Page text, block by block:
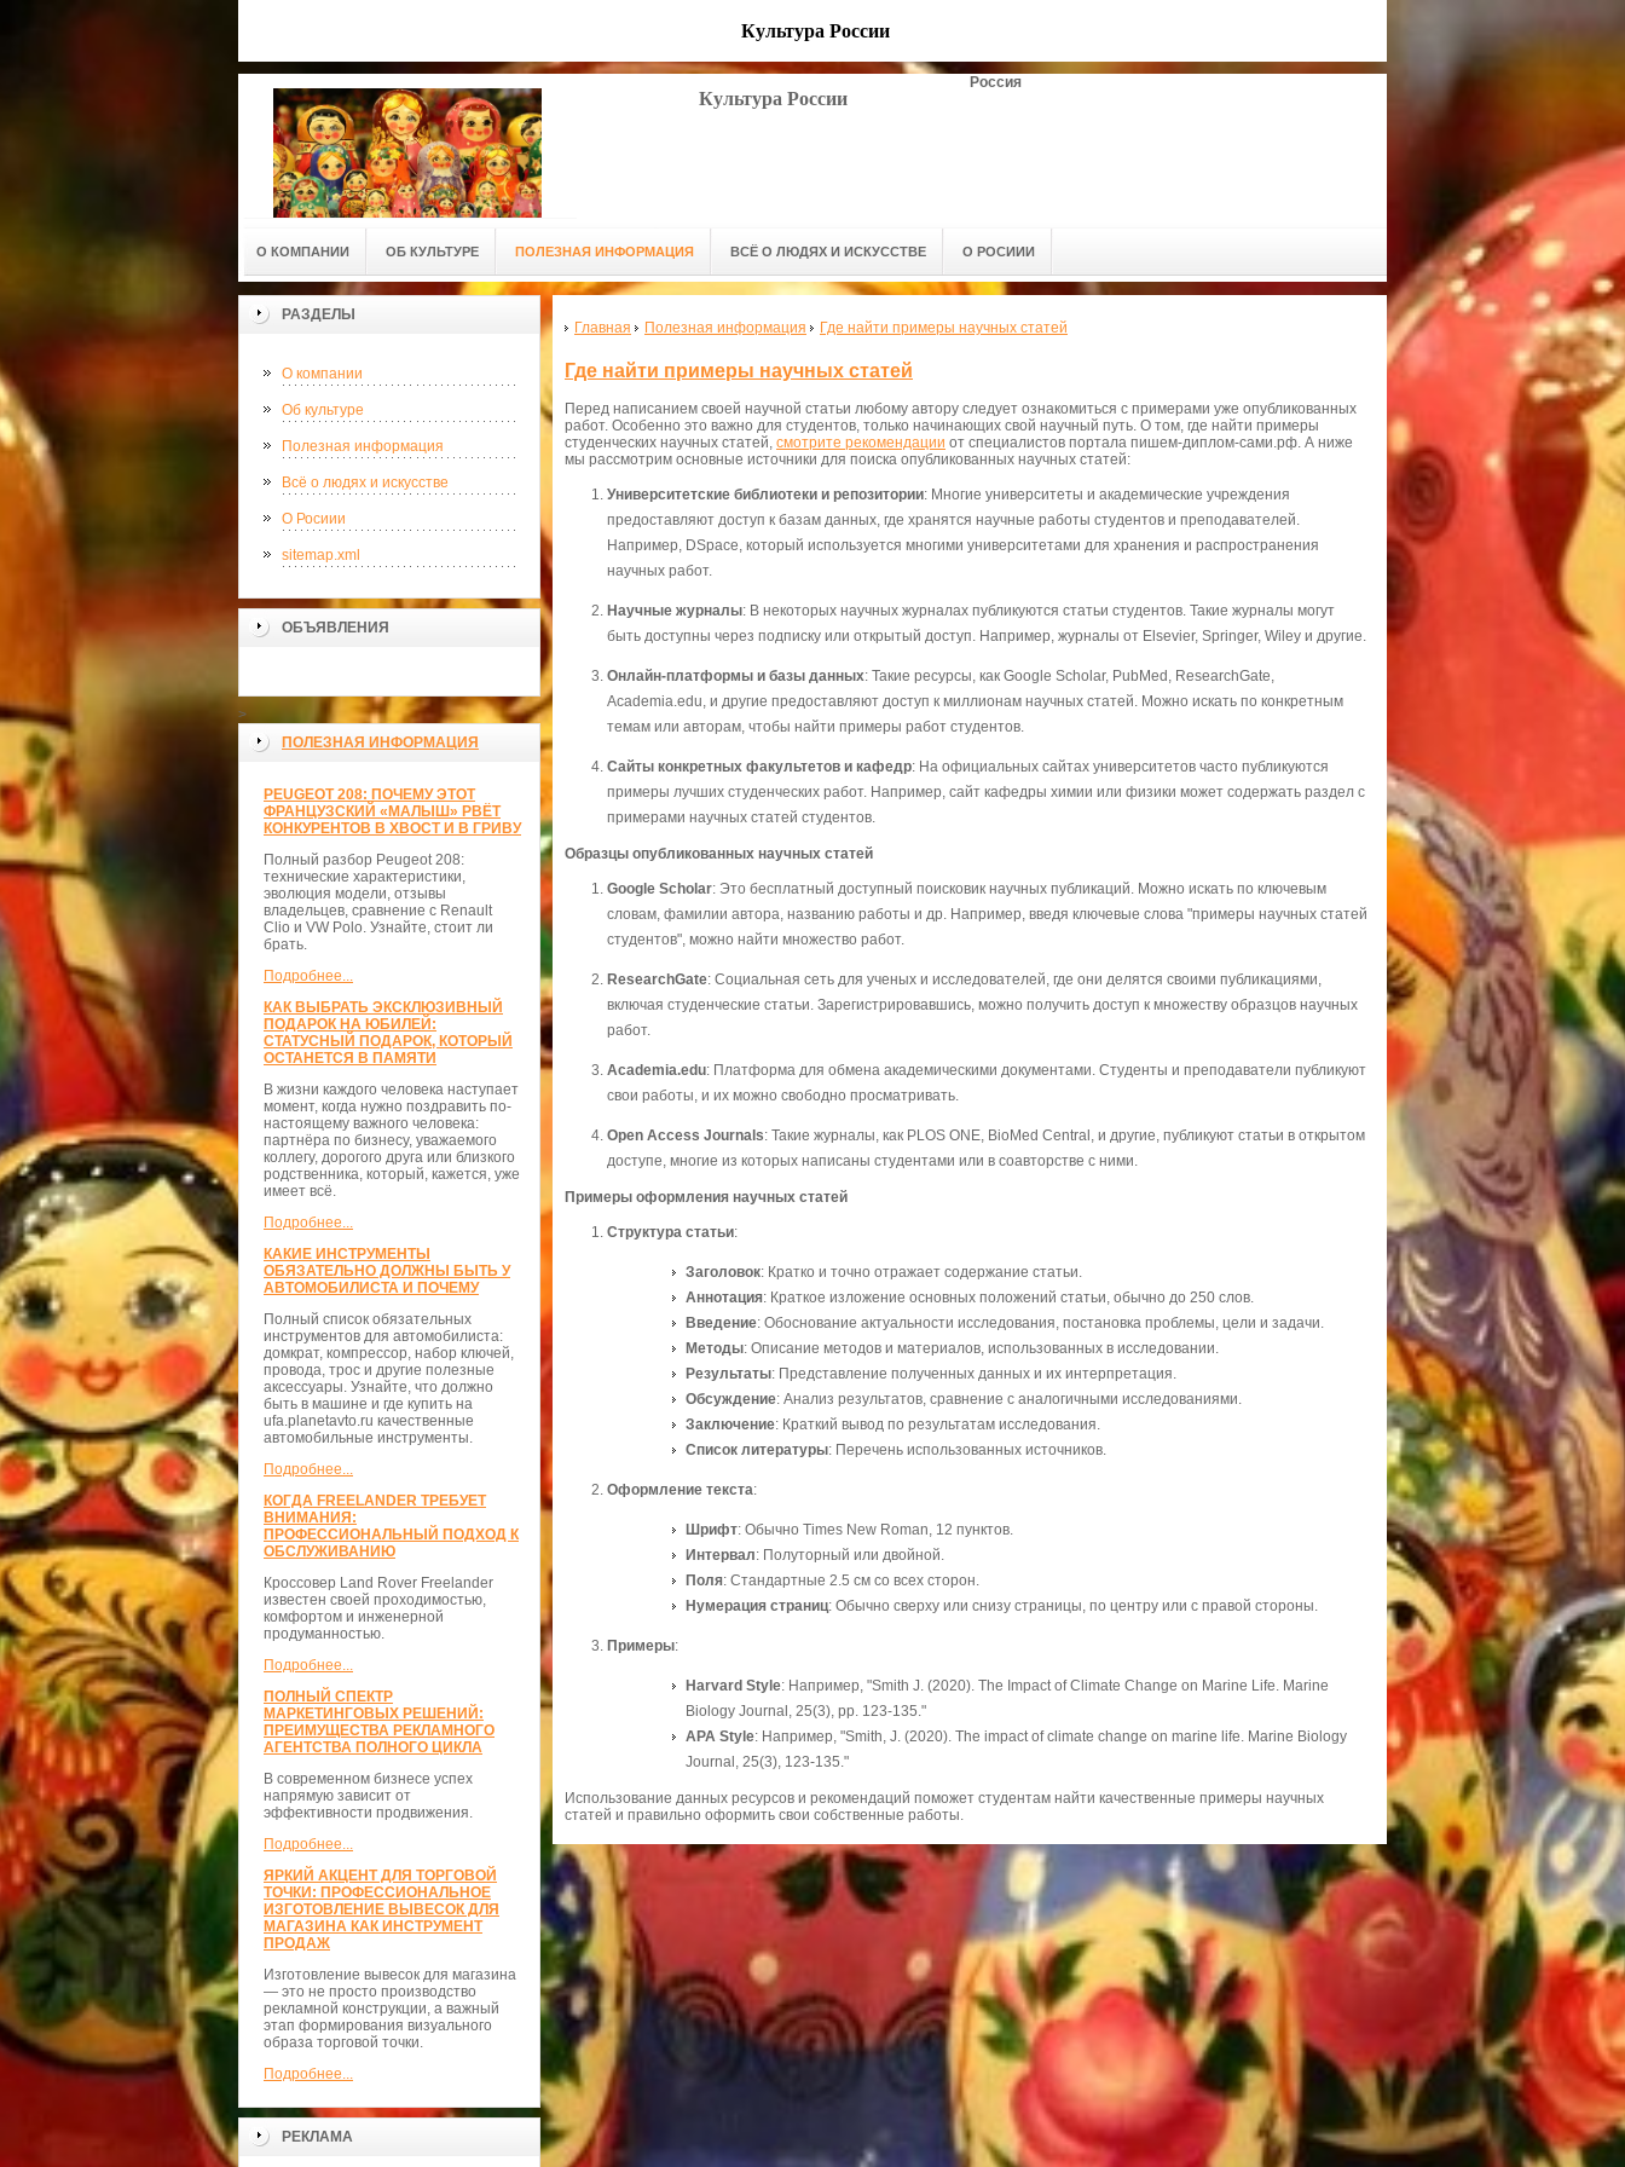
Культура России
Культура России
Россия
О КОМПАНИИ ОБ КУЛЬТУРЕ ПОЛЕЗНАЯ ИНФОРМАЦИЯ ВСЁ О ЛЮДЯХ И ИСКУССТВЕ О РОСИИИ
РАЗДЕЛЫ
О компании
Об культуре
Полезная информация
Всё о людях и искусстве
О Росиии
sitemap.xml
ОБЪЯВЛЕНИЯ
>
ПОЛЕЗНАЯ ИНФОРМАЦИЯ
PEUGEOT 208: ПОЧЕМУ ЭТОТ
ФРАНЦУЗСКИЙ «МАЛЫШ» РВЁТ
КОНКУРЕНТОВ В ХВОСТ И В ГРИВУ
Полный разбор Peugeot 208:
технические характеристики,
эволюция модели, отзывы
владельцев, сравнение с Renault
Clio и VW Polo. Узнайте, стоит ли
брать.
Подробнее...
КАК ВЫБРАТЬ ЭКСКЛЮЗИВНЫЙ
ПОДАРОК НА ЮБИЛЕЙ:
СТАТУСНЫЙ ПОДАРОК, КОТОРЫЙ
ОСТАНЕТСЯ В ПАМЯТИ
В жизни каждого человека наступает
момент, когда нужно поздравить по-
настоящему важного человека:
партнёра по бизнесу, уважаемого
коллегу, дорогого друга или близкого
родственника, который, кажется, уже
имеет всё.
Подробнее...
КАКИЕ ИНСТРУМЕНТЫ
ОБЯЗАТЕЛЬНО ДОЛЖНЫ БЫТЬ У
АВТОМОБИЛИСТА И ПОЧЕМУ
Полный список обязательных
инструментов для автомобилиста:
домкрат, компрессор, набор ключей,
провода, трос и другие полезные
аксессуары. Узнайте, что должно
быть в машине и где купить на
ufa.planetavto.ru качественные
автомобильные инструменты.
Подробнее...
КОГДА FREELANDER ТРЕБУЕТ
ВНИМАНИЯ:
ПРОФЕССИОНАЛЬНЫЙ ПОДХОД К
ОБСЛУЖИВАНИЮ
Кроссовер Land Rover Freelander
известен своей проходимостью,
комфортом и инженерной
продуманностью.
Подробнее...
ПОЛНЫЙ СПЕКТР
МАРКЕТИНГОВЫХ РЕШЕНИЙ:
ПРЕИМУЩЕСТВА РЕКЛАМНОГО
АГЕНТСТВА ПОЛНОГО ЦИКЛА
В современном бизнесе успех
напрямую зависит от
эффективности продвижения.
Подробнее...
ЯРКИЙ АКЦЕНТ ДЛЯ ТОРГОВОЙ
ТОЧКИ: ПРОФЕССИОНАЛЬНОЕ
ИЗГОТОВЛЕНИЕ ВЫВЕСОК ДЛЯ
МАГАЗИНА КАК ИНСТРУМЕНТ
ПРОДАЖ
Изготовление вывесок для магазина
— это не просто производство
рекламной конструкции, а важный
этап формирования визуального
образа торговой точки.
Подробнее...
РЕКЛАМА
Главная Полезная информация Где найти примеры научных статей
Где найти примеры научных статей
Перед написанием своей научной статьи любому автору следует ознакомиться с примерами уже опубликованных
работ. Особенно это важно для студентов, только начинающих свой научный путь. О том, где найти примеры
студенческих научных статей, смотрите рекомендации от специалистов портала пишем-диплом-сами.рф. А ниже
мы рассмотрим основные источники для поиска опубликованных научных статей:
Университетские библиотеки и репозитории: Многие университеты и академические учреждения
предоставляют доступ к базам данных, где хранятся научные работы студентов и преподавателей.
Например, DSpace, который используется многими университетами для хранения и распространения
научных работ.
Научные журналы: В некоторых научных журналах публикуются статьи студентов. Такие журналы могут
быть доступны через подписку или открытый доступ. Например, журналы от Elsevier, Springer, Wiley и другие.
Онлайн-платформы и базы данных: Такие ресурсы, как Google Scholar, PubMed, ResearchGate,
Academia.edu, и другие предоставляют доступ к миллионам научных статей. Можно искать по конкретным
темам или авторам, чтобы найти примеры работ студентов.
Сайты конкретных факультетов и кафедр: На официальных сайтах университетов часто публикуются
примеры лучших студенческих работ. Например, сайт кафедры химии или физики может содержать раздел с
примерами научных статей студентов.
Образцы опубликованных научных статей
Google Scholar: Это бесплатный доступный поисковик научных публикаций. Можно искать по ключевым
словам, фамилии автора, названию работы и др. Например, введя ключевые слова "примеры научных статей
студентов", можно найти множество работ.
ResearchGate: Социальная сеть для ученых и исследователей, где они делятся своими публикациями,
включая студенческие статьи. Зарегистрировавшись, можно получить доступ к множеству образцов научных
работ.
Academia.edu: Платформа для обмена академическими документами. Студенты и преподаватели публикуют
свои работы, и их можно свободно просматривать.
Open Access Journals: Такие журналы, как PLOS ONE, BioMed Central, и другие, публикуют статьи в открытом
доступе, многие из которых написаны студентами или в соавторстве с ними.
Примеры оформления научных статей
Структура статьи:
Заголовок: Кратко и точно отражает содержание статьи.
Аннотация: Краткое изложение основных положений статьи, обычно до 250 слов.
Введение: Обоснование актуальности исследования, постановка проблемы, цели и задачи.
Методы: Описание методов и материалов, использованных в исследовании.
Результаты: Представление полученных данных и их интерпретация.
Обсуждение: Анализ результатов, сравнение с аналогичными исследованиями.
Заключение: Краткий вывод по результатам исследования.
Список литературы: Перечень использованных источников.
Оформление текста:
Шрифт: Обычно Times New Roman, 12 пунктов.
Интервал: Полуторный или двойной.
Поля: Стандартные 2.5 см со всех сторон.
Нумерация страниц: Обычно сверху или снизу страницы, по центру или с правой стороны.
Примеры:
Harvard Style: Например, "Smith J. (2020). The Impact of Climate Change on Marine Life. Marine
Biology Journal, 25(3), pp. 123-135."
APA Style: Например, "Smith, J. (2020). The impact of climate change on marine life. Marine Biology
Journal, 25(3), 123-135."
Использование данных ресурсов и рекомендаций поможет студентам найти качественные примеры научных
статей и правильно оформить свои собственные работы.